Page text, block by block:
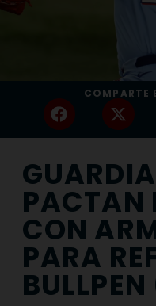
COMPARTE
PACTAN
CON
PARA